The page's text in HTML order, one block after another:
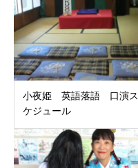
小夜姫 英語落語 口演ス
ケジュール